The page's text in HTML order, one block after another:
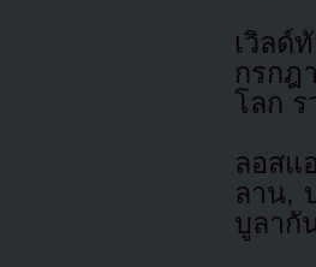
เวิลด์
กรกฎ
โลก ร
ลอส
ลาน,
บูลากั